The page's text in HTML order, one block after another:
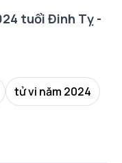
tuổi Đinh Tỵ -
tử vi năm 2024